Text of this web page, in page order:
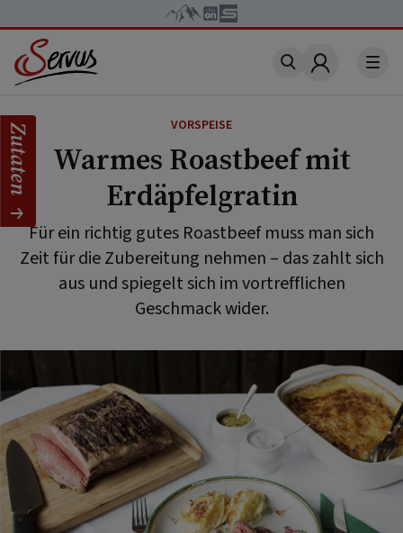
Account
VORSPEISE
Warmes Roastbeef mit
Erdäpfelgratin
Für ein richtig gutes Roastbeef muss man sich
Zeit für die Zubereitung nehmen – das zahlt sich
aus und spiegelt sich im vortrefflichen
Geschmack wider.
Zutaten